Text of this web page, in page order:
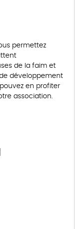
permettez
de la faim et
développement
en profiter
association.